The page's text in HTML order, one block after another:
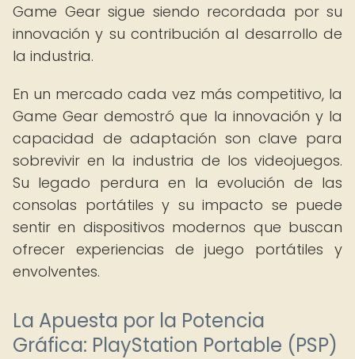
Game Gear sigue siendo recordada por su
innovación y su contribución al desarrollo de
la industria.
En un mercado cada vez más competitivo, la
Game Gear demostró que la innovación y la
capacidad de adaptación son clave para
sobrevivir en la industria de los videojuegos.
Su legado perdura en la evolución de las
consolas portátiles y su impacto se puede
sentir en dispositivos modernos que buscan
ofrecer experiencias de juego portátiles y
envolventes.
La Apuesta por la Potencia
Gráfica: PlayStation Portable (PSP)